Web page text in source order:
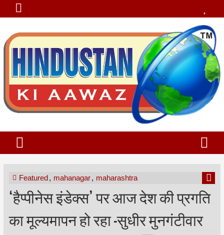
Featured, mahanagar, maharashtra
‘हैप्पीनेस इंडेक्स’ पर आज देश की प्रगति
का मूल्यमापन हो रहा -सुधीर मुनगंटीवार